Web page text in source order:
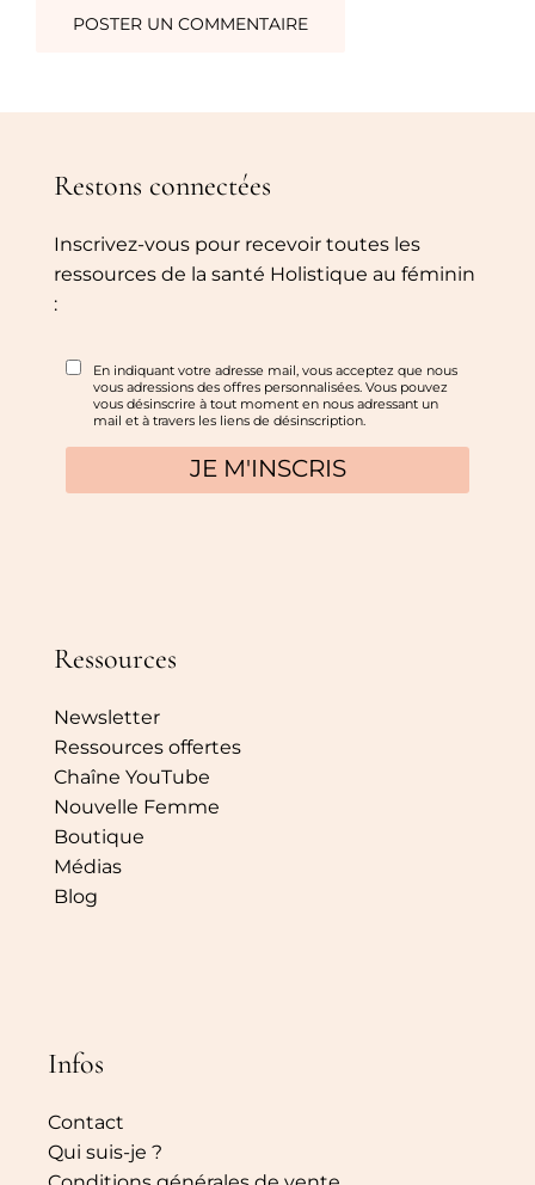
Restons connectées
Inscrivez-vous pour recevoir toutes les
ressources de la santé Holistique au féminin
:
Ressources
Newsletter
Ressources offertes
Chaîne YouTube
Nouvelle Femme
Boutique
Médias
Blog
Infos
Contact
Qui suis-je ?